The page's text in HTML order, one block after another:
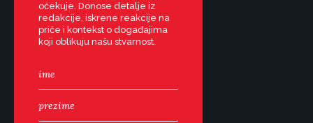
očekuje. Donose detalje iz
redakcije, iskrene reakcije na
priče i kontekst o događajima
koji oblikuju našu stvarnost.